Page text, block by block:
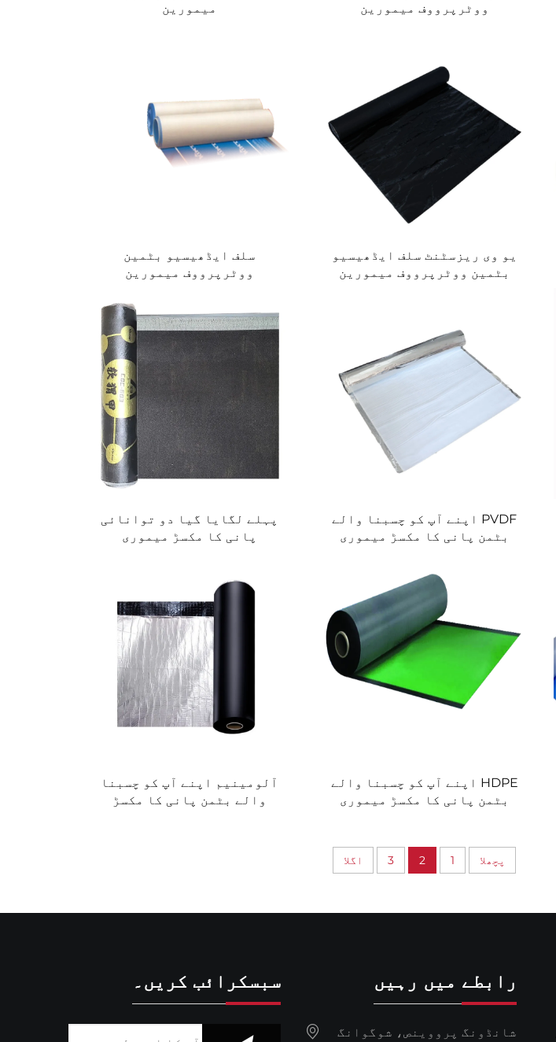
ووٹرپرووف میمورین
میمورین
یو وی ریزسٹنٹ سلف ایڈھیسیو
بٹمین ووٹرپرووف میمورین
سلف ایڈھیسیو بٹمین
ووٹرپرووف میمورین
PVDF اپنے آپ کو چسبنا والے
بٹمن پانی کا مکسڑ میموری
پہلے لگایا گیا دو توانائی
پانی کا مکسڑ میموری
HDPE اپنے آپ کو چسبنا والے
بٹمن پانی کا مکسڑ میموری
آلومینیم اپنے آپ کو چسبنا
والے بٹمن پانی کا مکسڑ
پچھلا 1
2
3 اگلا
رابطے میں رہیں
شانڈونگ پرووینص، شوگوانگ
سبسکرائب کریں۔